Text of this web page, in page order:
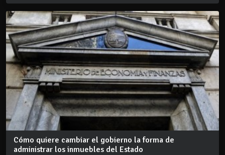
Cómo quiere cambiar el gobierno la forma de
administrar los inmuebles del Estado